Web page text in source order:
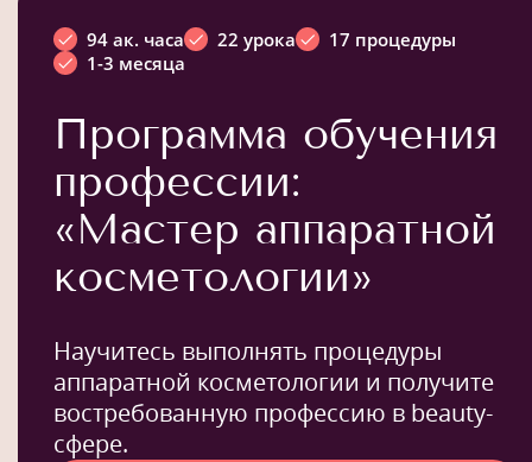
94 ак. часа 22 урока
17 процедуры
1-3 месяца
Программа обучения
профессии:
«Мастер аппаратной
косметологии»
Научитесь выполнять процедуры
аппаратной косметологии и получите
востребованную профессию в beauty-
сфере.